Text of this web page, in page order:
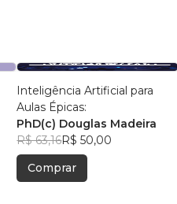
Inteligência Artificial para
Aulas Épicas:
PhD(c) Douglas Madeira
R$ 63,16R$ 50,00
Comprar